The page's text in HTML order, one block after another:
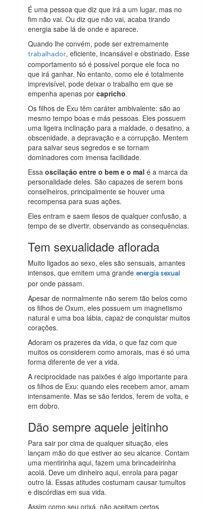
É uma pessoa que diz que irá a um lugar, mas no
fim não vai. Ou diz que não vai, acaba tirando
energia sabe lá de onde e aparece.
Quando lhe convém, pode ser extremamente
trabalhador, eficiente, incansável e obstinado. Esse
comportamento só é possível porque ele foca no
que irá ganhar. No entanto, como ele é totalmente
imprevisível, pode deixar o trabalho em que se
empenha apenas porcapricho.
Os filhos de Exu têm caráter ambivalente: são ao
mesmo tempo boas e más pessoas. Eles possuem
uma ligeira inclinação para a maldade, o desatino, a
obscenidade, a depravação e a corrupção. Mentem
para salvar seus segredos e se tornam
dominadores com imensa facilidade.
Essaoscilação entre o bem e o mal é a marca da
personalidade deles. São capazes de serem bons
conselheiros, principalmente se houver uma
recompensa para suas ações.
Eles entram e saem ilesos de qualquer confusão, a
tempo de se divertir, observando as consequências.
Tem sexualidade aflorada
Muito ligados ao sexo, eles são sensuais, amantes
intensos, que emitem uma grandeenergia sexual
por onde passam.
Apesar de normalmente não serem tão belos como
os filhos de Oxum, eles possuem um magnetismo
natural e uma boa lábia, capaz de conquistar muitos
corações.
Adoram os prazeres da vida, o que faz com que
muitos os considerem como amorais, mas é só uma
forma diferente de ver a vida.
A reciprocidade nas paixões é algo importante para
os filhos de Exu: quando eles recebem amor, amam
intensamente. Mas se são feridos, ferem de volta, e
em dobro.
Dão sempre aquele jeitinho
Para sair por cima de qualquer situação, eles
lançam mão do que estiver ao seu alcance. Contam
uma mentirinha aqui, fazem uma brincadeirinha
acolá. Deve um dinheiro aqui, enrola para pagar
outro lá. Essas atitudes costumam causar tumultos
e discórdias em sua vida.
Assim como seu orixá, não aceitam certos